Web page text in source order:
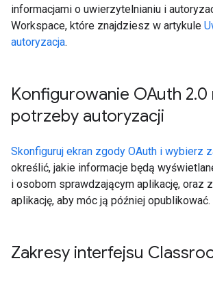
informacjami o uwierzytelnianiu i
Workspace, które znajdziesz w artykule
autoryzacja.
Konfigurowanie OAuth 2.0
potrzeby autoryzacji
Skonfiguruj ekran zgody OAuth i wybierz
określić, jakie informacje będą
i osobom sprawdzającym aplikację, oraz
aplikację, aby móc ją później opublikować.
Zakresy interfejsu